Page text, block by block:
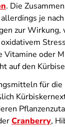
. Die
je
zur Wirkung,
Vitamine oder
auf den
für die
Cranberry,